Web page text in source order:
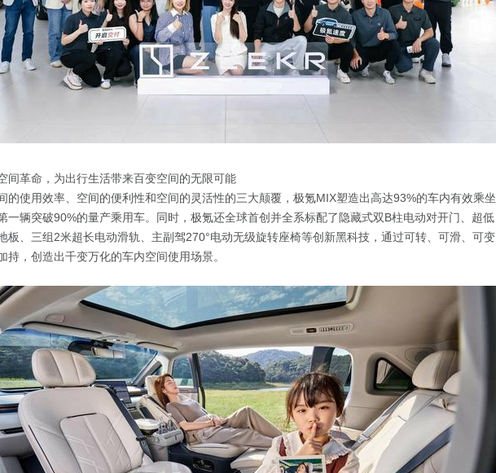
间革命，为出行生活带来百变空间的无限可能
的使用效率、空间的便利性和空间的灵活性的三大颠覆，极氪MIX塑造出高达93%的车内有效乘坐
一辆突破90%的量产乘用车。同时，极氪还全球首创并全系标配了隐藏式双B柱电动对开门、超低
板、三组2米超长电动滑轨、主副驾270°电动无级旋转座椅等创新黑科技，通过可转、可滑、可变
持，创造出千变万化的车内空间使用场景。